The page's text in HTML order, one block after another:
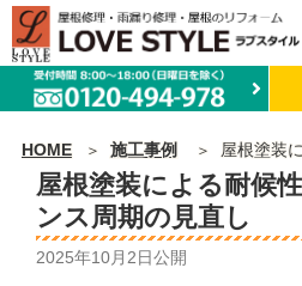
HOME 施工事例 屋根塗装による
屋根塗装による耐候
ンス周期の見直し
2025年10月2日公開